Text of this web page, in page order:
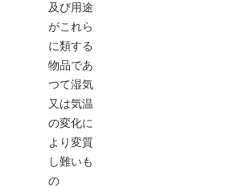
及び用途
がこれら
に類する
物品であ
つて湿気
又は気温
の変化に
より変質
し難いも
の